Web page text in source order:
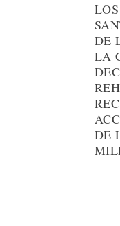
DE
LA
DE